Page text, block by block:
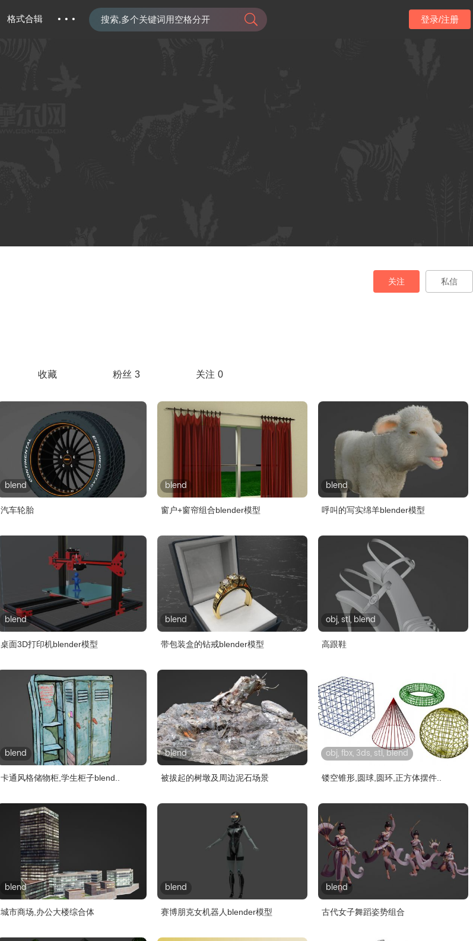
格式合辑 ··· 登录/注册
关注 私信
收藏 粉丝 3 关注 0
blend
汽车轮胎
blend
窗户+窗帘组合blender模型
blend
呼叫的写实绵羊blender模型
blend
桌面3D打印机blender模型
blend
带包装盒的钻戒blender模型
obj, stl, blend
高跟鞋
blend
卡通风格储物柜,学生柜子blend..
blend
被拔起的树墩及周边泥石场景
obj, fbx, 3ds, stl, blend
镂空锥形,圆球,圆环,正方体摆件..
blend
城市商场,办公大楼综合体
blend
赛博朋克女机器人blender模型
blend
古代女子舞蹈姿势组合